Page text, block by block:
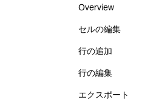
Overview
セルの編集
行の追加
行の編集
エクスポート